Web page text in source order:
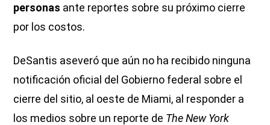
personas ante reportes sobre su próximo cierre
por los costos.
DeSantis aseveró que aún no ha recibido ninguna
notificación oficial del Gobierno federal sobre el
cierre del sitio, al oeste de Miami, al responder a
los medios sobre un reporte de The New York